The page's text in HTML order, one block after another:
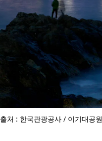
출처 : 한국관광공사 / 이기대공원